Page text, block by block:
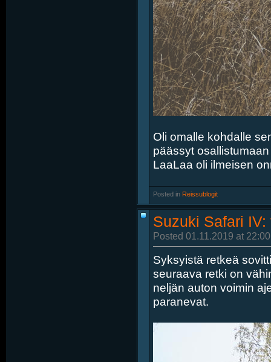
Oli omalle kohdalle
päässyt
LaaLaa oli ilmeisen
Posted in Reissublogit
Suzuki Safari
Posted 01.11.2019 at
Syksyistä retkeä
seuraava retki on
neljän auton voimin
paranevat.